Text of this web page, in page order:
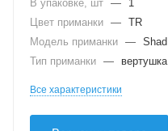
В упаковке, шт —
1
Цвет приманки — TR
Модель приманки — Shad
Тип приманки — вертушка
Все характеристики